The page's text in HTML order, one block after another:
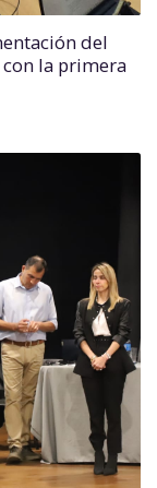
del
la primera